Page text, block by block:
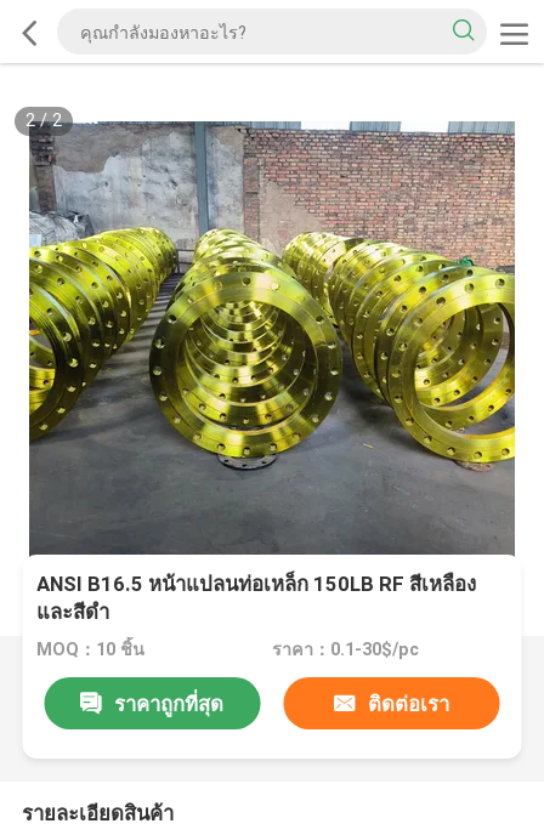
2/2
ANSI B16.5 หน้าแปลนท่อเหล็ก 150LB RF สีเหลือง
และสีดำ
MOQ：10 ชิ้น ราคา：0.1-30$/pc
ราคาถูกที่สุด ติดต่อเรา
รายละเอียดสินค้า